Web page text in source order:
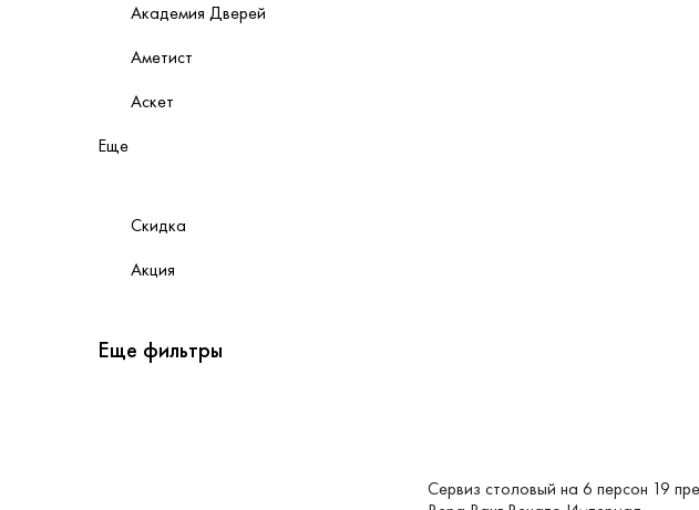
Академия Дверей
Аметист
Аскет
Еще
Скидка
Акция
Еще фильтры
Сервиз столовый на 6 персон 19